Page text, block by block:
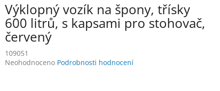
Výklopný vozík na špony, třísky
600 litrů, s kapsami pro stohovač,
červený
109051
Průměrné
Neohodnoceno Podrobnosti hodnocení